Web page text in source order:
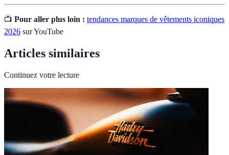
📺 Pour aller plus loin : tendances marques de vêtements iconiques
2026 sur YouTube
Articles similaires
Continuez votre lecture